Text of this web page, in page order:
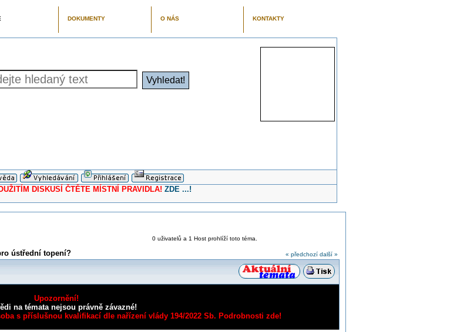
DOKUMENTY O NÁS KONTAKTY
DISKUSÍ ČTĚTE MÍSTNÍ PRAVIDLA! ZDE ...!
ústřední topení?
0 uživatelů a 1 Host prohlíží toto téma.
« předchozí další »
Upozornění!
na témata nejsou právně závazné!
s příslušnou kvalifikací dle nařízení vlády 194/2022 Sb. Podrobnosti zde!